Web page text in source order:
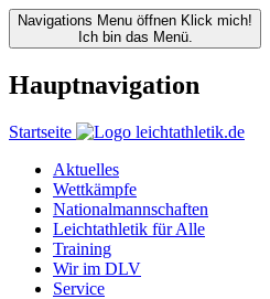
Navigations Menu öffnen Klick mich!
Ich bin das Menü.
Hauptnavigation
Startseite
Aktuelles
Wettkämpfe
Nationalmannschaften
Leichtathletik für Alle
Training
Wir im DLV
Service